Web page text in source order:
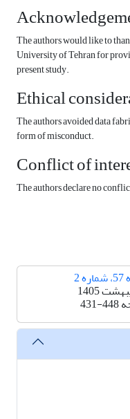
The authors would like to
University of Tehran for
present study.
Ethical
The authors avoided data
form of misconduct.
Conflict of
The authors declare no
2
1405
431-448